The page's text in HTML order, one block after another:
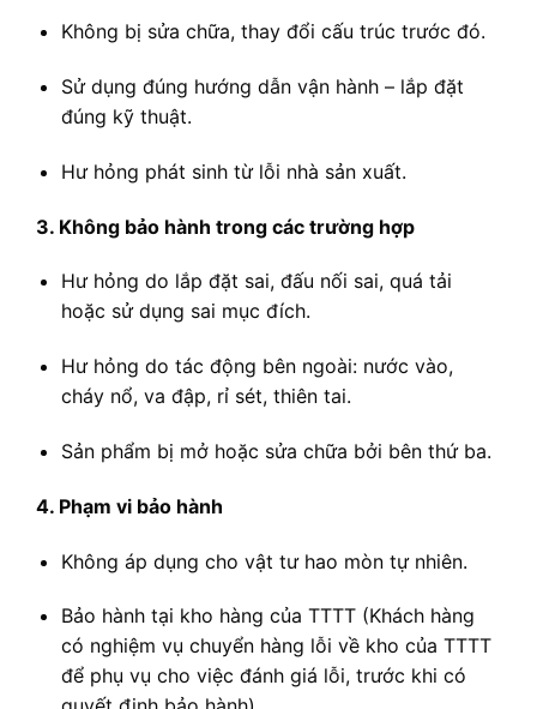
Không bị sửa chữa, thay đổi cấu trúc trước đó.
Sử dụng đúng hướng dẫn vận hành – lắp đặt
đúng kỹ thuật.
Hư hỏng phát sinh từ lỗi nhà sản xuất.
3. Không bảo hành trong các trường hợp
Hư hỏng do lắp đặt sai, đấu nối sai, quá tải
hoặc sử dụng sai mục đích.
Hư hỏng do tác động bên ngoài: nước vào,
cháy nổ, va đập, rỉ sét, thiên tai.
Sản phẩm bị mở hoặc sửa chữa bởi bên thứ ba.
4. Phạm vi bảo hành
Không áp dụng cho vật tư hao mòn tự nhiên.
Bảo hành tại kho hàng của TTTT (Khách hàng
có nghiệm vụ chuyển hàng lỗi về kho của TTTT
để phụ vụ cho việc đánh giá lỗi, trước khi có